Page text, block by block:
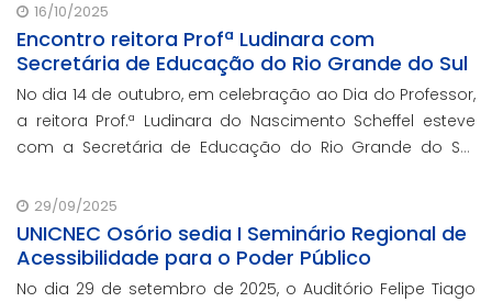
16/10/2025
Encontro reitora Profª Ludinara com
Secretária de Educação do Rio Grande do Sul
No dia 14 de outubro, em celebração ao Dia do Professor,
a reitora Prof.ª Ludinara do Nascimento Scheffel esteve
com a Secretária de Educação do Rio Grande do Sul,
29/09/2025
UNICNEC Osório sedia I Seminário Regional de
Acessibilidade para o Poder Público
No dia 29 de setembro de 2025, o Auditório Felipe Tiago